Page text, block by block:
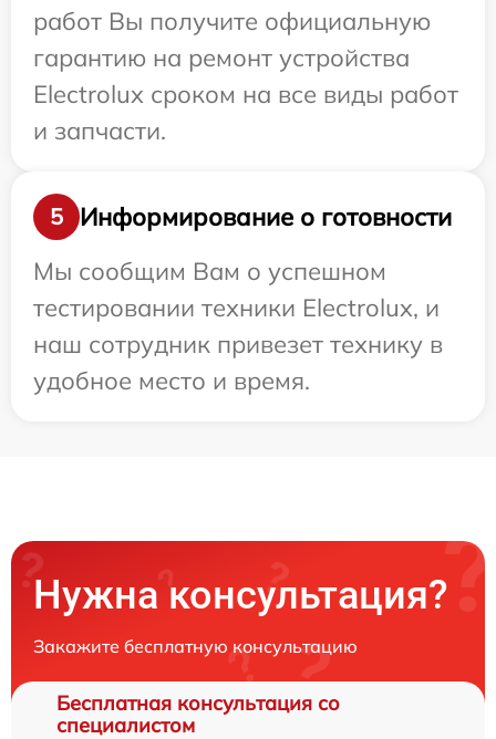
работ Вы получите официальную
гарантию на ремонт устройства
Electrolux сроком на все виды работ
и запчасти.
5
Информирование о готовности
Мы сообщим Вам о успешном
тестировании техники Electrolux, и
наш сотрудник привезет технику в
удобное место и время.
Нужна консультация?
Закажите бесплатную консультацию
Бесплатная консультация со
специалистом